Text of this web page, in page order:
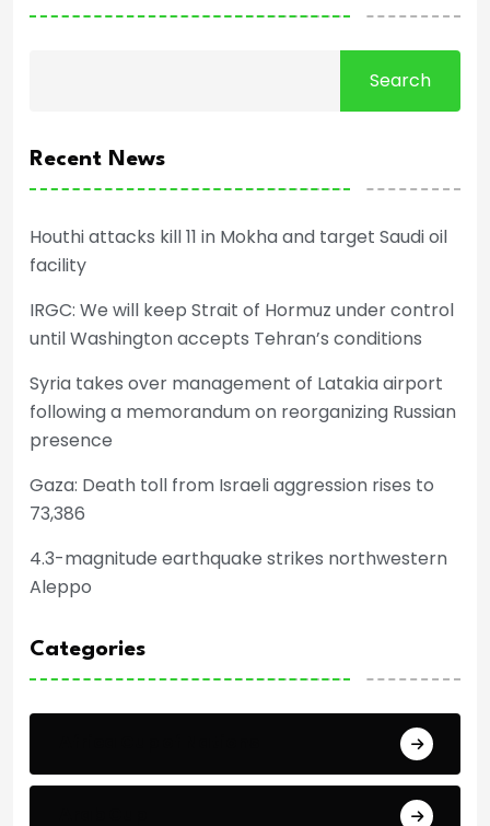
Search
Recent News
Houthi attacks kill 11 in Mokha and target Saudi oil
facility
IRGC: We will keep Strait of Hormuz under control
until Washington accepts Tehran’s conditions
Syria takes over management of Latakia airport
following a memorandum on reorganizing Russian
presence
Gaza: Death toll from Israeli aggression rises to
73,386
4.3-magnitude earthquake strikes northwestern
Aleppo
Categories